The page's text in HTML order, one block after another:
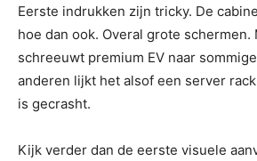
Eerste indrukken zijn tricky. De
hoe dan ook. Overal grote
schreeuwt premium EV naar
anderen lijkt het alsof een server
is gecrasht.
Kijk verder dan de eerste visuele